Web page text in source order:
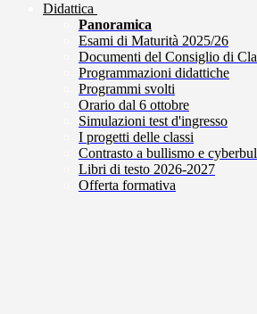
Didattica
Panoramica
Esami di Maturità 2025/26
Documenti del Consiglio di
Programmazioni didattiche
Programmi svolti
Orario dal 6 ottobre
Simulazioni test d'ingresso
I progetti delle classi
Contrasto a bullismo e
Libri di testo 2026-2027
Offerta formativa